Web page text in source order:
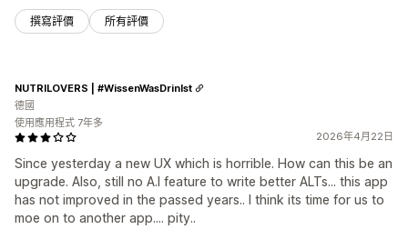
撰寫評價 所有評價
2026年4月22日
Since yesterday a new UX which is horrible. How can this be an
upgrade. Also, still no A.I feature to write better ALTs... this app
has not improved in the passed years.. I think its time for us to
moe on to another app.... pity..
NUTRILOVERS | #WissenWasDrinIst
德國
使用應用程式 7年多